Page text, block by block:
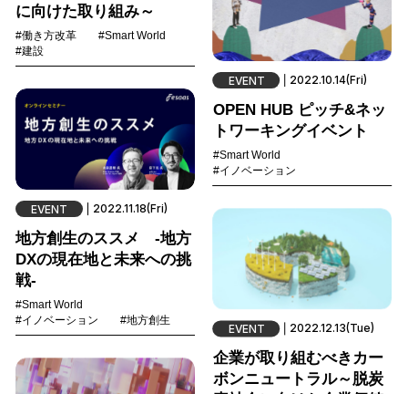
に向けた取り組み～
#働き方改革
#Smart World
#建設
EVENT 2022.10.14(Fri)
OPEN HUB ピッチ&ネッ
トワーキングイベント
#Smart World
#イノベーション
EVENT 2022.11.18(Fri)
地方創生のススメ -地方
DXの現在地と未来への挑
戦-
#Smart World
#イノベーション
#地方創生
EVENT 2022.12.13(Tue)
企業が取り組むべきカー
ボンニュートラル～脱炭